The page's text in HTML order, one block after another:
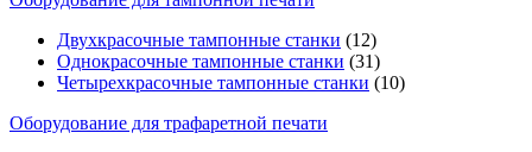
Двухкрасочные тампонные станки (12)
Однокрасочные тампонные станки (31)
Четырехкрасочные тампонные станки (10)
Оборудование для трафаретной печати